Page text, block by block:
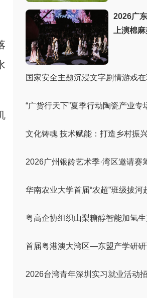
2026广
上演棉
国家安全主题沉浸文字剧情游戏
“广货行天下”夏季行动陶瓷产业专
文化铸魂 技术赋能：打造乡村振
2026广州银龄艺术季·湾区邀请赛
华南农业大学首届“农超”班级拔河
粤高企协组织山梨糖醇智能加氢
首届粤港澳大湾区—东盟产学研
2026台湾青年深圳实习就业活动